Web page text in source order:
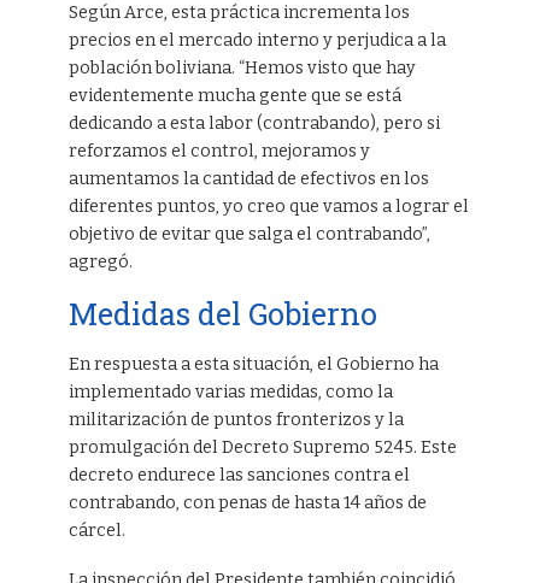
Según Arce, esta práctica incrementa los
precios en el mercado interno y perjudica a la
población boliviana. “Hemos visto que hay
evidentemente mucha gente que se está
dedicando a esta labor (contrabando), pero si
reforzamos el control, mejoramos y
aumentamos la cantidad de efectivos en los
diferentes puntos, yo creo que vamos a lograr el
objetivo de evitar que salga el contrabando”,
agregó.
Medidas del Gobierno
En respuesta a esta situación, el Gobierno ha
implementado varias medidas, como la
militarización de puntos fronterizos y la
promulgación del Decreto Supremo 5245. Este
decreto endurece las sanciones contra el
contrabando, con penas de hasta 14 años de
cárcel.